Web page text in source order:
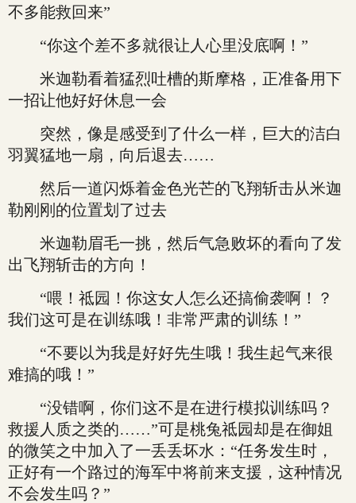
不多能救回来”
“你这个差不多就很让人心里没底啊！”
米迦勒看着猛烈吐槽的斯摩格，正准备用下
一招让他好好休息一会
突然，像是感受到了什么一样，巨大的洁白
羽翼猛地一扇，向后退去……
然后一道闪烁着金色光芒的飞翔斩击从米迦
勒刚刚的位置划了过去
米迦勒眉毛一挑，然后气急败坏的看向了发
出飞翔斩击的方向！
“喂！祗园！你这女人怎么还搞偷袭啊！？
我们这可是在训练哦！非常严肃的训练！”
“不要以为我是好好先生哦！我生起气来很
难搞的哦！”
“没错啊，你们这不是在进行模拟训练吗？
救援人质之类的……”可是桃兔祗园却是在御姐
的微笑之中加入了一丢丢坏水：“任务发生时，
正好有一个路过的海军中将前来支援，这种情况
不会发生吗？”